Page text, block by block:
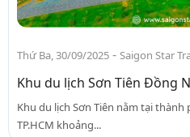
Thứ Ba, 30/09/2025 - Saigon Star
Khu du lịch Sơn Tiên Đồng
Khu du lịch Sơn Tiên nằm tại thành
TP.HCM khoảng...